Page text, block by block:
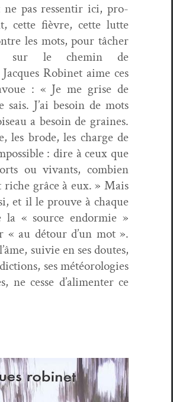
ne pas ressen­tir ici, pro­
cette fièvre, cette lutte
les mots, pour tâch­er
sur le chemin de
Robi­net aime ces
: « Je me grise de
sais. J’ai besoin de mots
a besoin de graines.
les brode, les charge de
: dire à ceux que
ou vivants, com­bi­en
riche grâce à eux. » Mais
et il le prou­ve à chaque
la « source endormie »
« au détour d’un mot ».
suiv­ie en ses doutes,
ses météorolo­gies
ne cesse d’alimenter ce